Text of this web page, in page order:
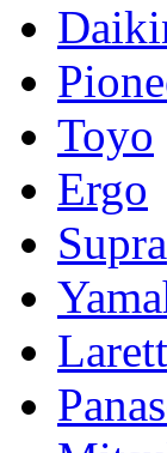
Toyo
Ergo
Supra